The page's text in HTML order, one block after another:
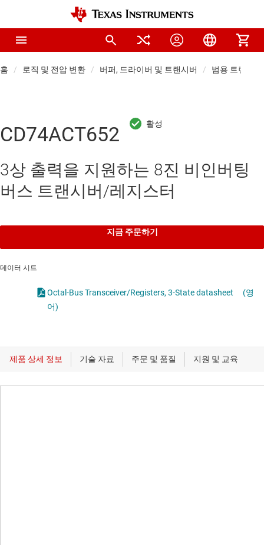
홈 로직 및 전압 변환 버퍼, 드라이버 및 트랜시버 범용 트랜시버
CD74ACT652
3상 출력을 지원하는 8진 비인버팅
버스 트랜시버/레지스터
지금 주문하기
데이터 시트
Octal-Bus Transceiver/Registers, 3-State datasheet
(영
어)